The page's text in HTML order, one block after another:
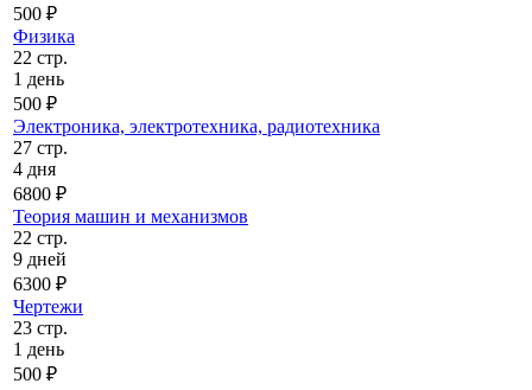
500 ₽
Физика
22 стр.
1 день
500 ₽
Электроника, электротехника, радиотехника
27 стр.
4 дня
6800 ₽
Теория машин и механизмов
22 стр.
9 дней
6300 ₽
Чертежи
23 стр.
1 день
500 ₽